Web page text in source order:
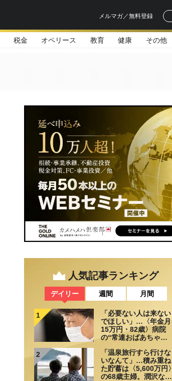
メルマガ／無料登録
税金 オペリース 教育 健康 その他
人気記事ランキング
デイリー 週間 月間
1
「必要ない人は来ない
でほしい」…〈年金月
15万円・82歳〉病院
の“常連おばあちゃ
社員の本音。それでも
通い続ける理由
2
「温泉旅行すら行けな
いなんて」…積み重ね
た貯蓄は〈5,600万円〉
の68歳主婦。潤沢な老